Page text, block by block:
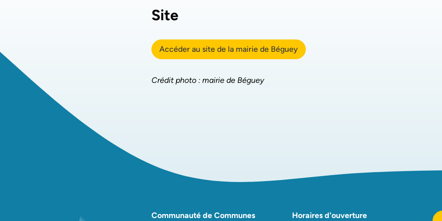
Site
Accéder au site de la mairie de Béguey
Crédit photo : mairie de Béguey
Communauté de Communes
Horaires d'ouverture